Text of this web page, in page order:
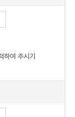
여 주시기